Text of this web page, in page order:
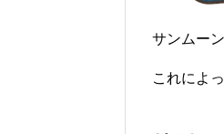
サンムー
これによ